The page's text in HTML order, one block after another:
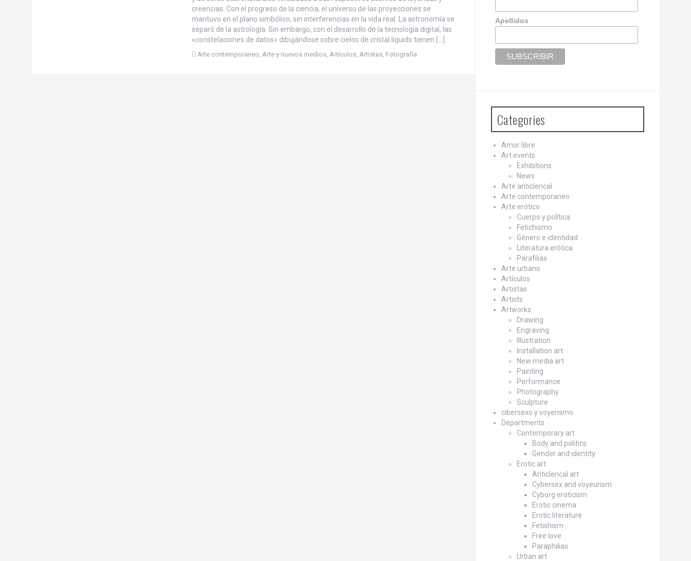
creencias. Con el progreso de la ciencia, el universo de las proyecciones se
mantuvo en el plano simbólico, sin interferencias en la vida real. La astronomía se
separó de la astrología. Sin embargo, con el desarrollo de la tecnología digital, las
«constelaciones de datos» dibujándose sobre cielos de cristal líquido tienen […]
Arte contemporaneo Arte y nuevos medios Artículos Artistas Fotografía
Apellidos
Categories
Amor libre
Art events
Exhibitions
News
Arte anticlerical
Arte contemporaneo
Arte erótico
Cuerpo y política
Fetichismo
Género e identidad
Literatura erótica
Parafilias
Arte urbano
Artículos
Artistas
Artists
Artworks
Drawing
Engraving
Illustration
Installation art
New media art
Painting
Performance
Photography
Sculpture
cibersexo y voyerismo
Departments
Contemporary art
Body and politics
Gender and identity
Erotic art
Anticlerical art
Cybersex and voyeurism
Cyborg eroticism
Erotic cinema
Erotic literature
Fetishism
Free love
Paraphilias
Urban art